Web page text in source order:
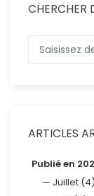
CHERCHER
ARTICLES
Publié en
Juillet (4)